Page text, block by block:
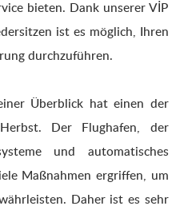
bieten. Dank unserer VİP
ist es möglich, Ihren
durchzuführen.
Überblick hat einen der
Der Flughafen, der
und automatisches
Maßnahmen ergriffen, um
Daher ist es sehr